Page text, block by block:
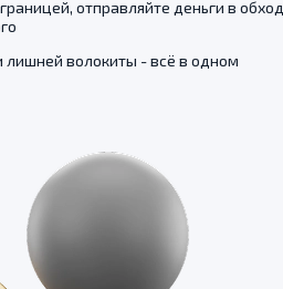
отправляйте деньги в обход
лишней волокиты - всё в одном